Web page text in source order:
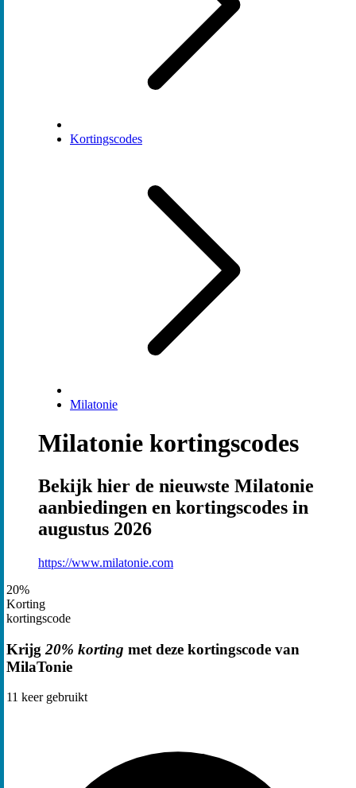
Kortingscodes
Milatonie
Milatonie kortingscodes
Bekijk hier de nieuwste Milatonie
aanbiedingen en kortingscodes in
augustus 2026
https://www.milatonie.com
20%
Korting
kortingscode
Krijg 20% korting met deze kortingscode van
MilaTonie
11 keer gebruikt